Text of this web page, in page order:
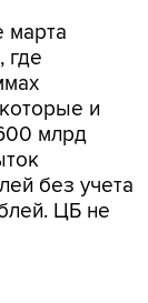
марта
где
и
млрд
без учета
ЦБ не